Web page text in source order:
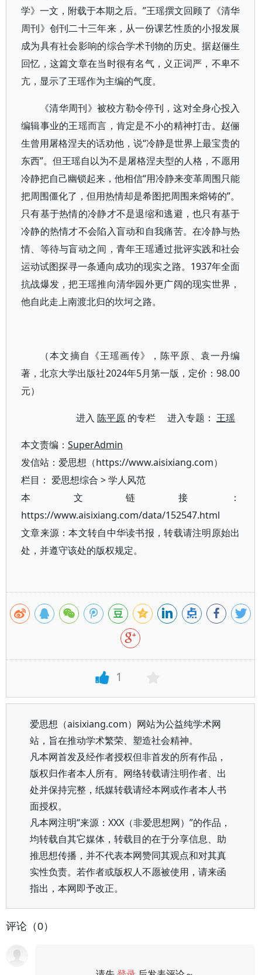
学》一文，附载于本期之后。”王瑶撰文回顾了《清华
周刊》创刊二十三年来，从一份课艺性质的小报发展
成为具有社会影响的综合学术刊物的历史。据赵俪生
回忆，这篇文章在当时很有名气，义正词严，不卑不
亢，显示了王瑶作为主编的气度。
《清华周刊》被校方勒令停刊，这对全身心投入
编辑事业的王瑶而言，肯定是不小的精神打击。赵俪
生曾用屠格涅夫的话劝他，说“冷静是世界上最宝贵的
东西”。但王瑶自以为不是屠格涅夫型的人格，不愿用
冷静把自己幽锁起来，他相信“用冷静来变革周围只能
把周围僵化了，但用热情却是希图把周围来熔铸的”。
只有基于热情的冷静才不是退缩和逃避，也只有基于
冷静的热情才不会陷入盲动和自我痛苦。在冷静与热
情、等待与盲动之间，青年王瑶通过批评实践和社会
运动试图探寻一条通向成功的现实之路。1937年全面
抗战爆发，把王瑶推向清华园外更广阔的现实世界，
他自此走上南渡北归的坎坷之路。
（本文摘自《王瑶画传》，陈平原、袁一丹编
著，北京大学出版社2024年5月第一版，定价：98.00
元）
进入陈平原 的专栏 进入专题：王瑶
本文责编： SuperAdmin
发信站：爱思想（https://www.aisixiang.com）
栏目： 爱思想综合 >学人风范
本文链接：
https://www.aisixiang.com/data/152547.html
文章来源：本文转自中华读书报，转载请注明原始出
处，并遵守该处的版权规定。
1
爱思想（aisixiang.com）网站为公益纯学术网
站，旨在推动学术繁荣、塑造社会精神。
凡本网首发及经作者授权但非首发的所有作品，
版权归作者本人所有。网络转载请注明作者、出
处并保持完整，纸媒转载请经本网或作者本人书
面授权。
凡本网注明“来源：XXX（非爱思想网）”的作品，
均转载自其它媒体，转载目的在于分享信息、助
推思想传播，并不代表本网赞同其观点和对其真
实性负责。若作者或版权人不愿被使用，请来函
指出，本网即予改正。
评论（0）